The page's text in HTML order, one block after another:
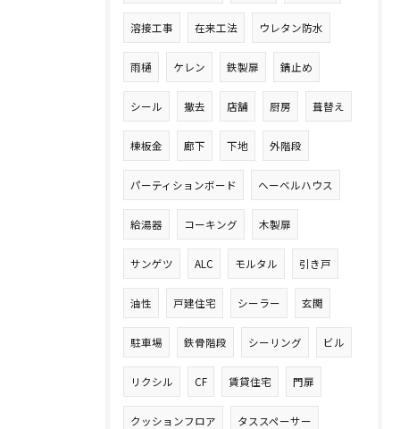
溶接工事 在来工法 ウレタン防水
雨樋 ケレン 鉄製扉 錆止め
シール 撤去 店舗 厨房 葺替え
棟板金 廊下 下地 外階段
パーティションボード ヘーベルハウス
給湯器 コーキング 木製扉
サンゲツ ALC モルタル 引き戸
油性 戸建住宅 シーラー 玄関
駐車場 鉄骨階段 シーリング ビル
リクシル CF 賃貸住宅 門扉
クッションフロア タススペーサー